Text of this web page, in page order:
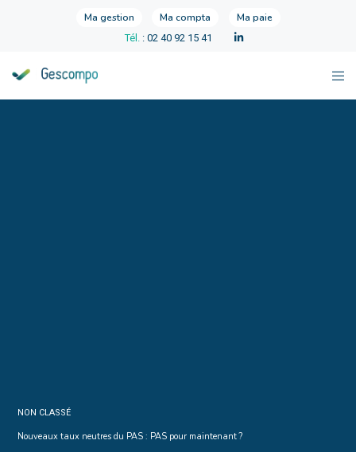
Ma gestion Ma compta Ma paie
Tél. : 02 40 92 15 41
NON CLASSÉ
Nouveaux taux neutres du PAS : PAS pour maintenant ?